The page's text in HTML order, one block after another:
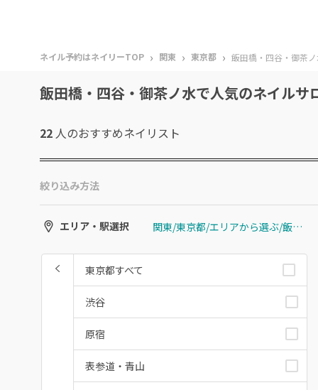
ネイル予約はネイリーTOP › 関東 › 東京都 › 飯田橋・四谷・御茶ノ
飯田橋・四谷・御茶ノ水で人気のネイルサ
22 人のおすすめネイリスト
絞り込み方法
エリア・駅選択 関東/東京都/エリアから選ぶ/飯田橋・四谷・御茶ノ水
東京都すべて
渋谷
原宿
表参道・青山